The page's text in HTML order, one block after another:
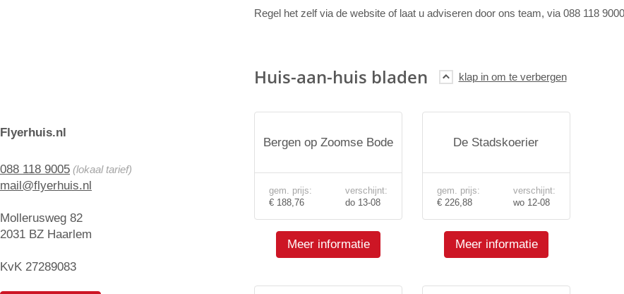
Flyerhuis.nl
088 118 9005 (lokaal tarief)
mail@flyerhuis.nl
Mollerusweg 82
2031 BZ Haarlem
KvK 27289083
Regel het zelf via de website of laat u adviseren door ons team, via 088 118
Huis-aan-huis bladen
Bergen op Zoomse Bode
gem. prijs:
€ 188,76
verschijnt:
do 13-08
Meer informatie
De Stadskoerier
gem. prijs:
€ 226,88
verschijnt:
wo 12-08
Meer informatie